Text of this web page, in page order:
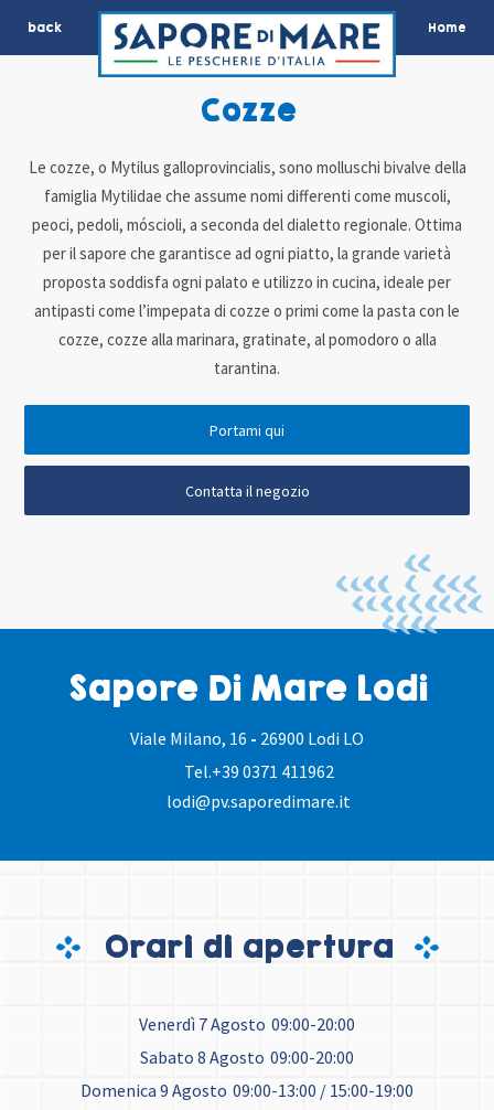
back Home
Sapore Di Mare Lodi
Viale Milano, 16 - 26900 Lodi LO
Tel.+39 0371 411962
lodi@pv.saporedimare.it
Cozze
Le cozze, o Mytilus galloprovincialis, sono molluschi bivalve della
famiglia Mytilidae che assume nomi differenti come muscoli,
peoci, pedoli, móscioli, a seconda del dialetto regionale. Ottima
per il sapore che garantisce ad ogni piatto, la grande varietà
proposta soddisfa ogni palato e utilizzo in cucina, ideale per
antipasti come l’impepata di cozze o primi come la pasta con le
cozze, cozze alla marinara, gratinate, al pomodoro o alla
tarantina.
Portami qui
Contatta il negozio
Orari di apertura
Venerdì 7 Agosto 09:00-20:00
Sabato 8 Agosto 09:00-20:00
Domenica 9 Agosto 09:00-13:00 / 15:00-19:00